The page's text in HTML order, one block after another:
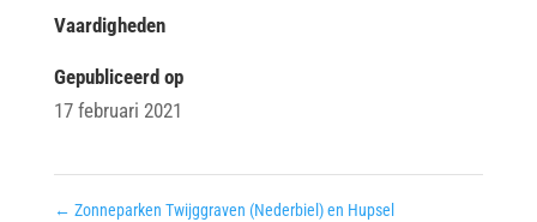
Vaardigheden
Gepubliceerd op
17 februari 2021
← Zonneparken Twijggraven (Nederbiel) en Hupsel